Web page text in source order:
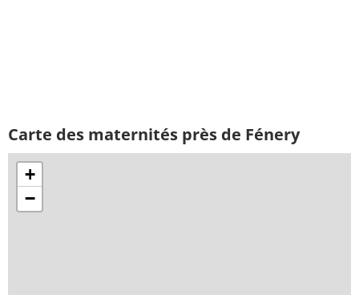
Carte des maternités près de Fénery
+
−